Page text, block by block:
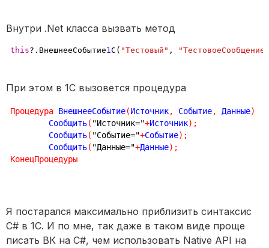
Внутри .Net класса вызвать метод
this?.ВнешнееСобытие1С( "Тестовый" , "ТестовоеСообщение"
При этом в 1С вызовется процедура
Процедура ВнешнееСобытие(Источник, Событие, Данные)
	Сообщить
( "Источник="+Источник) ;
	Сообщить
( "Событие="+Событие) ;
	Сообщить
( "Данные="+Данные) ;
КонецПроцедуры
Я постарался максимально приблизить синтаксис
C# в 1С. И по мне, так даже в таком виде проще
писать ВК на C#, чем использовать Native API на